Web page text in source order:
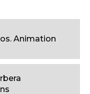
Animation